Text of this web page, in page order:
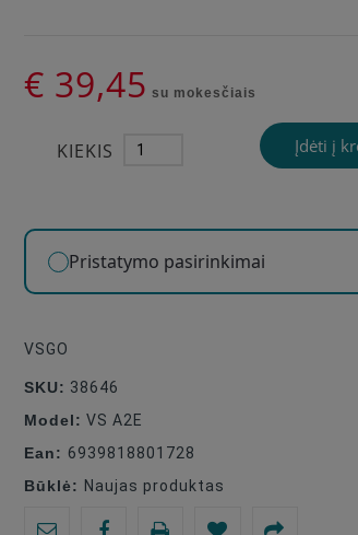
€ 39,45 su mokesčiais
KIEKIS Įdėti į
Pristatymo pasirinkimai
VSGO
SKU: 38646
Model: VS A2E
Ean: 6939818801728
Būklė: Naujas produktas